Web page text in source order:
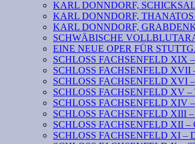
KARL DONNDORF,
KARL DONNDORF,
KARL DONNDORF,
SCHWÄBISCHE
EINE NEUE OPER FÜR
SCHLOSS FACHSENFELD XIX
SCHLOSS FACHSENFELD
SCHLOSS FACHSENFELD XVI
SCHLOSS FACHSENFELD XV –
SCHLOSS FACHSENFELD XIV
SCHLOSS FACHSENFELD XIII
SCHLOSS FACHSENFELD XII
SCHLOSS FACHSENFELD XI